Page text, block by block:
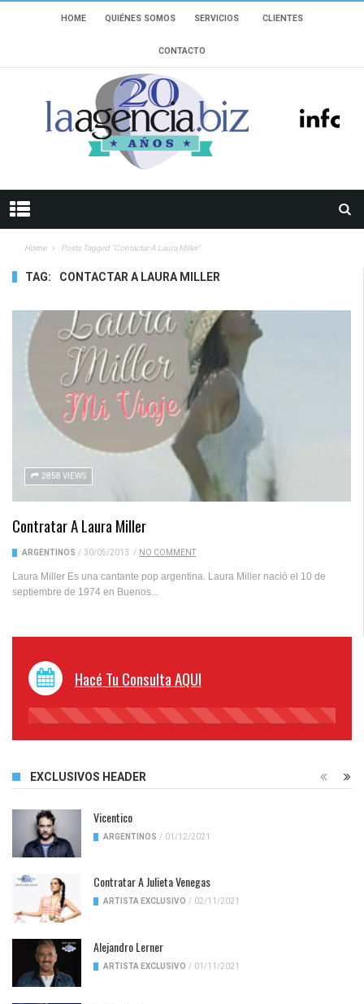
HOME QUIÉNES SOMOS SERVICIOS CLIENTES
CONTACTO
Home Posts Tagged "contactar A Laura Miller"
TAG: CONTACTAR A LAURA MILLER
2858 VIEWS
Contratar A Laura Miller
ARGENTINOS / 30/05/2013 / NO COMMENT
Laura Miller Es una cantante pop argentina. Laura Miller nació el 10 de
septiembre de 1974 en Buenos...
Hacé Tu Consulta AQUI
45%
EXCLUSIVOS HEADER
Vicentico
ARGENTINOS / 01/12/2021
Contratar A Julieta Venegas
ARTISTA EXCLUSIVO / 02/11/2021
Alejandro Lerner
ARTISTA EXCLUSIVO / 01/11/2021